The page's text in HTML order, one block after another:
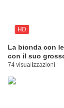
HD
La bionda con
con il suo
74 visualizzazioni